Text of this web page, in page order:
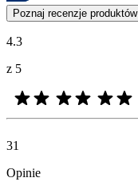
Opinie klientów w
Poznaj recenzje produktów
4.3
z 5
31
Opinie